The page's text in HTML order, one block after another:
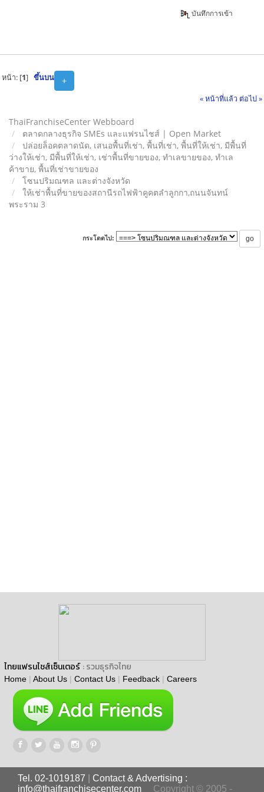
บันทึกการเข้า
+
หน้า: [1] ขึ้นบน
« หน้าที่แล้ว ต่อไป »
ThaiFranchiseCenter Webboard
ตลาดกลางธุรกิจ SMEs และแฟรนไชส์ | Open Market
ปล่อยล็อคตลาดนัด, เสนอพื้นที่เช่า, พื้นที่เช่า, พื้นที่ให้เช่า, มีพื้นที่
ว่างให้เช่า, มีพื้นที่ให้เช่า, เช่าพื้นที่ขายของ, ทําเลขายของ, ทำเล
ค้าขาย, พื้นที่เช่าขายของ
โซนปริมณฑล และต่างจังหวัด
ให้เช่าพื้นที่ขายของสถานีรถไฟฟ้าคูคตลำลูกกา,ถนนจันทน์
พระราม 3
กระโดดไป:
ไทยแฟรนไชส์เซ็นเตอร์ : รวมธุรกิจไทย
Home | About Us | Contact Us | Feedback | Careers
Tel. 02-1019187
Contact & Advertising :
info@thaifranchisecenter.com
Copyright © 2005 -